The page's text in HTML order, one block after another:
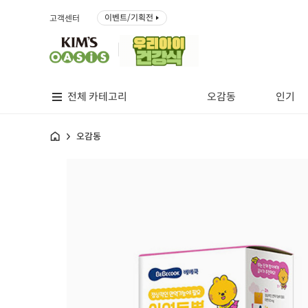
고객센터 이벤트/기획전
전체 카테고리 오감동 인기
홈 오감동